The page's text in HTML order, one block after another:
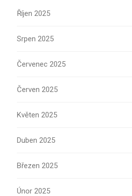
Říjen 2025
Srpen 2025
Červenec 2025
Červen 2025
Květen 2025
Duben 2025
Březen 2025
Únor 2025